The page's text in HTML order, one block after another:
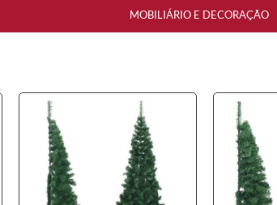
MOBILIÁRIO E DECORAÇÃO